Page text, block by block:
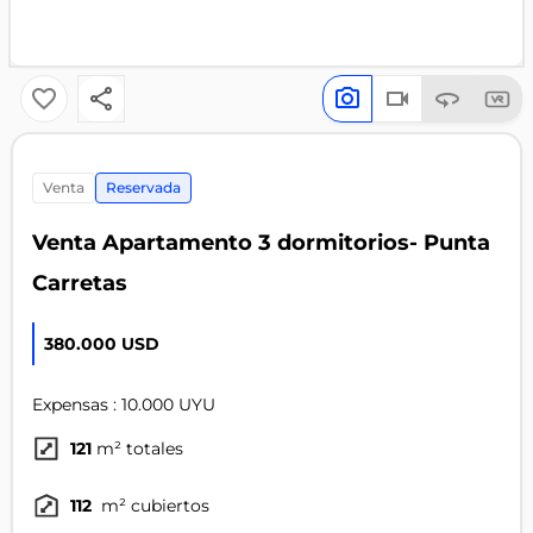
venta Reservada
Venta Apartamento 3 dormitorios- Punta
Carretas
380.000 USD
Expensas : 10.000 UYU
121 m² totales
112 m² cubiertos